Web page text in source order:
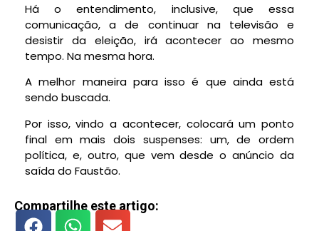
Há o entendimento, inclusive, que essa
comunicação, a de continuar na televisão e
desistir da eleição, irá acontecer ao mesmo
tempo. Na mesma hora.
A melhor maneira para isso é que ainda está
sendo buscada.
Por isso, vindo a acontecer, colocará um ponto
final em mais dois suspenses: um, de ordem
política, e, outro, que vem desde o anúncio da
saída do Faustão.
Compartilhe este artigo: